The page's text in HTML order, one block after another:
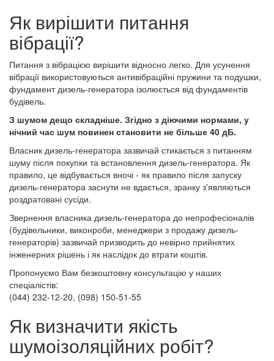
Як вирішити питання
вібрації?
Питання з вібрацією вирішити відносно легко. Для усунення
вібрації використовуються антивібраційні пружини та подушки,
фундамент дизель-генератора ізолюється від фундаментів
будівель.
З шумом дещо складніше. Згідно з діючими нормами, у
нічний час шум повинен становити не більше 40 дБ.
Власник дизель-генератора зазвичай стикається з питанням
шуму після покупки та встановлення дизель-генератора. Як
правило, це відбувається вночі - як правило після запуску
дизель-генератора заснути не вдається, зранку з'являються
роздратовані сусіди.
Звернення власника дизель-генератора до непрофесіоналів
(будівельники, виконроби, менеджери з продажу дизель-
генераторів) зазвичай призводить до невірно прийнятих
інженерних рішень і як наслідок до втрати коштів.
Пропонуємо Вам безкоштовну консультацію у наших
спеціалістів:
(044) 232-12-20, (098) 150-51-55
Як визначити якість
шумоізоляційних робіт?